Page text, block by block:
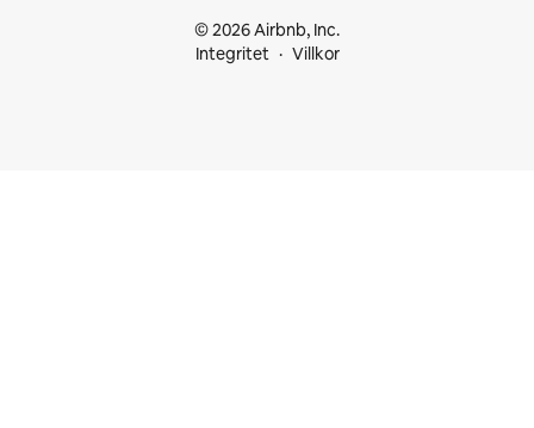
© 2026 Airbnb, Inc.
Integritet
Villkor